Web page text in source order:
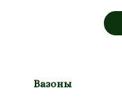
Вазоны